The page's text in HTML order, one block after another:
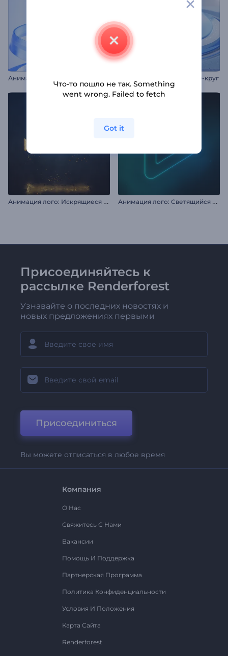
Интро: Многослойный 3D-круг
А
нимация лого: Искрящиеся частицы А
нимация лого: Светящийся неон
Присоединяйтесь к
рассылке Renderforest
Узнавайте о последних новостях и
новых предложениях первыми
Присоединиться
Вы можете отписаться в любое время
Компания
О Нас
Свяжитесь С Нами
Вакансии
Помощь И Поддержка
Партнерская Программа
Политика Конфиденциальности
Условия И Положения
Карта Сайта
Renderforest
Что-то пошло не так. Something
went wrong. Failed to fetch
Got it